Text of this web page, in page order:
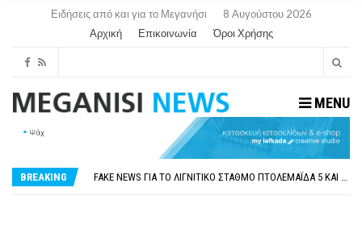
Ειδήσεις από και για το Μεγανήσι
8 Αυγούστου 2026
Αρχική
Επικοινωνία Όροι Χρήσης
MENU
BREAKING
ΠΑΡΑΙΤΉΘΗΚΕ Η ΑΝΤΙΔΉΜΑΡΧΟΣ ΠΟΛΙΤΙΣΜΟΎ ΜΕΓΑΝΗΣΊΟΥ Κ . ΕΥΑΓΓΕΛΊΑ ΜΕΛΆ. Η ΕΠΙΣΤΟΛΉ ΤΗΣ ΠΑΡΑΊΤΗΣΗΣ
FAKE NEWS ΓΙΑ ΤΟ ΛΙΓΝΙΤΙΚΌ ΣΤΑΘΜΌ ΠΤΟΛΕΜΑΪ́ΔΑ 5 ΚΑΙ ΤΗΝ ΕΝΕΡΓΕΙΑΚΉ ΑΣΦΆΛΕΙΑ ΤΗΣ ΧΏΡΑΣ